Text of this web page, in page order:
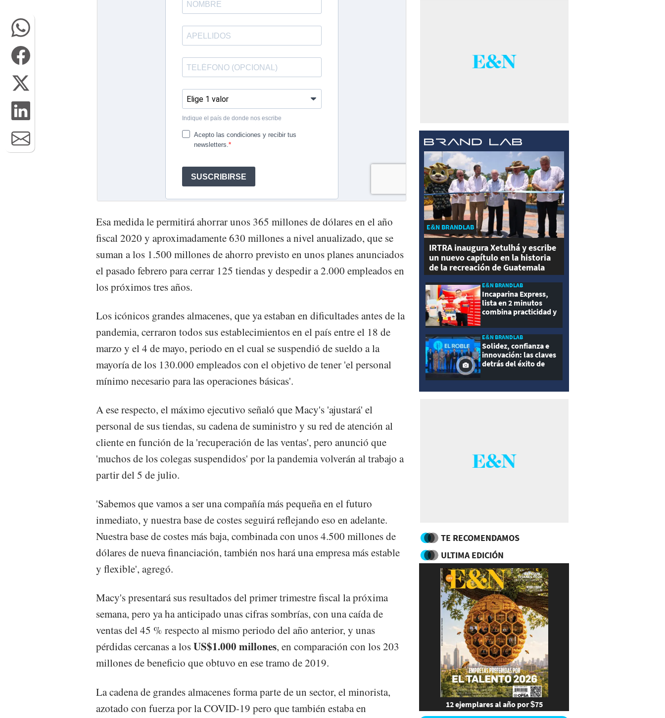
Esa medida le permitirá ahorrar unos 365 millones de dólares en el año
fiscal 2020 y aproximadamente 630 millones a nivel anualizado, que se
suman a los 1.500 millones de ahorro previsto en unos planes anunciados
el pasado febrero para cerrar 125 tiendas y despedir a 2.000 empleados en
los próximos tres años.
Los icónicos grandes almacenes, que ya estaban en dificultades antes de la
pandemia, cerraron todos sus establecimientos en el país entre el 18 de
marzo y el 4 de mayo, periodo en el cual se suspendió de sueldo a la
mayoría de los 130.000 empleados con el objetivo de tener 'el personal
mínimo necesario para las operaciones básicas'.
A ese respecto, el máximo ejecutivo señaló que Macy's 'ajustará' el
personal de sus tiendas, su cadena de suministro y su red de atención al
cliente en función de la 'recuperación de las ventas', pero anunció que
'muchos de los colegas suspendidos' por la pandemia volverán al trabajo a
partir del 5 de julio.
'Sabemos que vamos a ser una compañía más pequeña en el futuro
inmediato, y nuestra base de costes seguirá reflejando eso en adelante.
Nuestra base de costes más baja, combinada con unos 4.500 millones de
dólares de nueva financiación, también nos hará una empresa más estable
y flexible', agregó.
Macy's presentará sus resultados del primer trimestre fiscal la próxima
semana, pero ya ha anticipado unas cifras sombrías, con una caída de
ventas del 45 % respecto al mismo periodo del año anterior, y unas
pérdidas cercanas a losUS$1.000 millones, en comparación con los 203
millones de beneficio que obtuvo en ese tramo de 2019.
La cadena de grandes almacenes forma parte de un sector, el minorista,
azotado con fuerza por la COVID-19 pero que también estaba en
E&N BRANDLAB
IRTRA inaugura Xetulhá y escribe
un nuevo capítulo en la historia
de la recreación de Guatemala
E&N BRANDLAB
Incaparina Express,
lista en 2 minutos
combina practicidad y
E&N BRANDLAB
Solidez, confianza e
innovación: las claves
detrás del éxito de
TE RECOMENDAMOS
ULTIMA EDICIÓN
12 ejemplares al año por $75